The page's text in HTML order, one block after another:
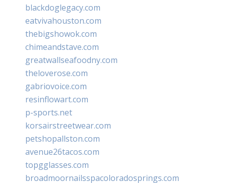
blackdoglegacy.com
eatvivahouston.com
thebigshowok.com
chimeandstave.com
greatwallseafoodny.com
theloverose.com
gabriovoice.com
resinflowart.com
p-sports.net
korsairstreetwear.com
petshopallston.com
avenue26tacos.com
topgglasses.com
broadmoornailsspacoloradosprings.com